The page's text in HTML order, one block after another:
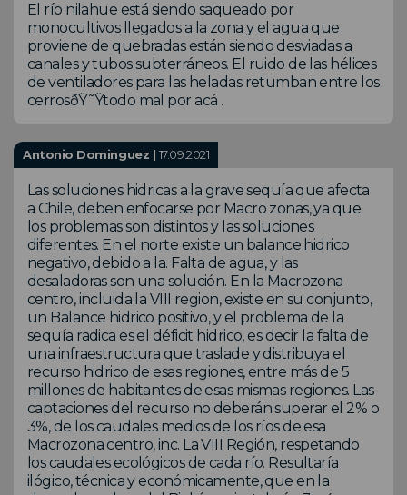
El río nilahue está siendo saqueado por
monocultivos llegados a la zona y el agua que
proviene de quebradas están siendo desviadas a
canales y tubos subterráneos. El ruido de las hélices
de ventiladores para las heladas retumban entre los
cerrosðŸ˜Ÿtodo mal por acá .
Antonio Dominguez | 17.09.2021
Las soluciones hidricas a la grave sequía que afecta
a Chile, deben enfocarse por Macro zonas, ya que
los problemas son distintos y las soluciones
diferentes. En el norte existe un balance hidrico
negativo, debido a la. Falta de agua, y las
desaladoras son una solución. En la Macrozona
centro, incluida la VIII region, existe en su conjunto,
un Balance hidrico positivo, y el problema de la
sequía radica es el déficit hidrico, es decir la falta de
una infraestructura que traslade y distribuya el
recurso hidrico de esas regiones, entre más de 5
millones de habitantes de esas mismas regiones. Las
captaciones del recurso no deberán superar el 2% o
3%, de los caudales medios de los ríos de esa
Macrozona centro, inc. La VIII Región, respetando
los caudales ecológicos de cada río. Resultaría
ilógico, técnica y económicamente, que en la